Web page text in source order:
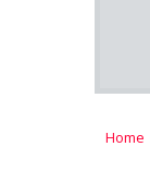
Home